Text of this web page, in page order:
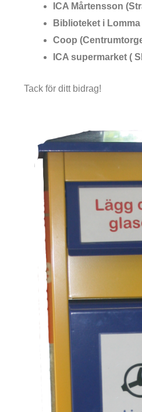
ICA Mårtensson
Biblioteket i Lomma
Coop
ICA supermarket (
Tack för ditt bidrag!